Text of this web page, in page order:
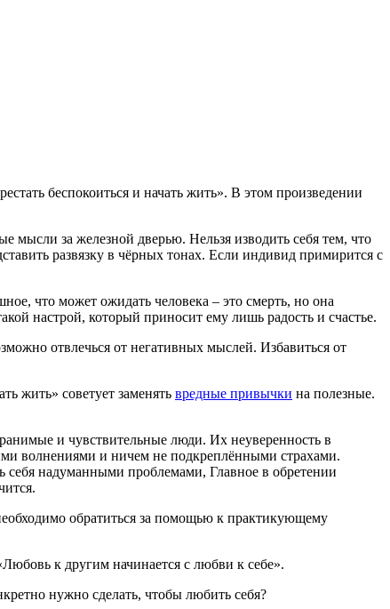
беспокоиться и начать жить». В этом произведении
мысли за железной дверью. Нельзя изводить себя тем, что
развязку в чёрных тонах. Если индивид примирится с
что может ожидать человека – это смерть, но она
настрой, который приносит ему лишь радость и счастье.
отвлечься от негативных мыслей. Избавиться от
жить» советует заменять вредные привычки на полезные.
и чувствительные люди. Их неуверенность в
волнениями и ничем не подкреплёнными страхами.
себя надуманными проблемами, Главное в обретении
обратиться за помощью к практикующему
к другим начинается с любви к себе».
нужно сделать, чтобы любить себя?